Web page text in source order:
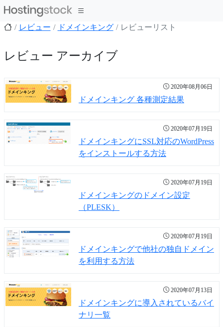
レビュー ドメインキング レビューリスト
レビュー アーカイブ
2020年08月06日
ドメインキング 各種測定結果
2020年07月19日
ドメインキングにSSL対応のWordPress
をインストールする方法
2020年07月19日
ドメインキングのドメイン設定
（PLESK）
2020年07月19日
ドメインキングで他社の独自ドメイン
を利用する方法
2020年07月13日
ドメインキングに導入されているバイ
ナリ一覧